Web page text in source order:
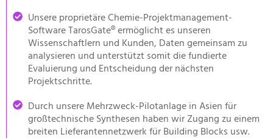
Unsere proprietäre Chemie-Projektmanagement-
Software TarosGate® ermöglicht es unseren
Wissenschaftlern und Kunden, Daten gemeinsam zu
analysieren und unterstützt somit die fundierte
Evaluierung und Entscheidung der nächsten
Projektschritte.
Durch unsere Mehrzweck-Pilotanlage in Asien für
großtechnische Synthesen haben wir Zugang zu einem
breiten Lieferantennetzwerk für Building Blocks usw.